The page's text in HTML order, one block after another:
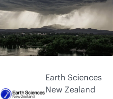
Earth Sciences
New Zealand